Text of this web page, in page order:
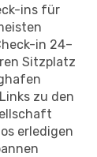
ins für
in 24–
Sitzplatz
zu den
erledigen